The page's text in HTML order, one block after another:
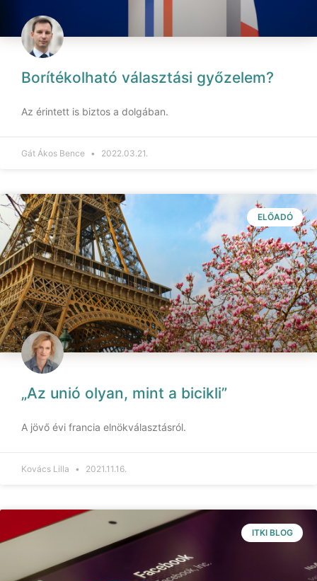
Borítékolható választási győzelem?
Az érintett is biztos a dolgában.
Gát Ákos Bence 2022.03.21.
ELŐADÓ
„Az unió olyan, mint a bicikli”
A jövő évi francia elnökválasztásról.
Kovács Lilla 2021.11.16.
ITKI BLOG